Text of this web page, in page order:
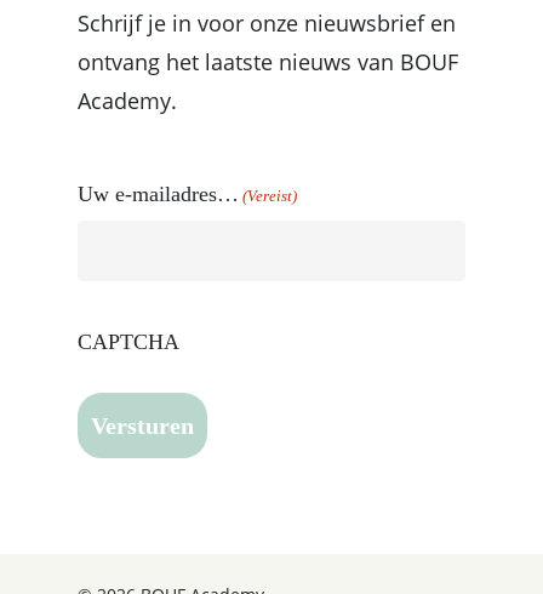
Schrijf je in voor onze nieuwsbrief en
ontvang het laatste nieuws van BOUF
Academy.
Uw e-mailadres… (Vereist)
CAPTCHA